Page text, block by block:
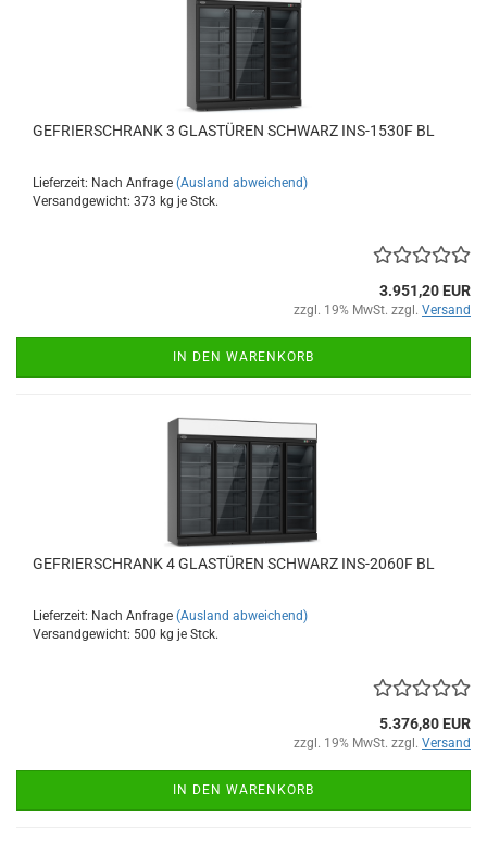
GEFRIERSCHRANK 3 GLASTÜREN SCHWARZ INS-1530F BL
Lieferzeit: Nach Anfrage (Ausland abweichend)
Versandgewicht: 373 kg je Stck.
3.951,20 EUR
zzgl. 19% MwSt. zzgl. Versand
IN DEN WARENKORB
GEFRIERSCHRANK 4 GLASTÜREN SCHWARZ INS-2060F BL
Lieferzeit: Nach Anfrage (Ausland abweichend)
Versandgewicht: 500 kg je Stck.
5.376,80 EUR
zzgl. 19% MwSt. zzgl. Versand
IN DEN WARENKORB